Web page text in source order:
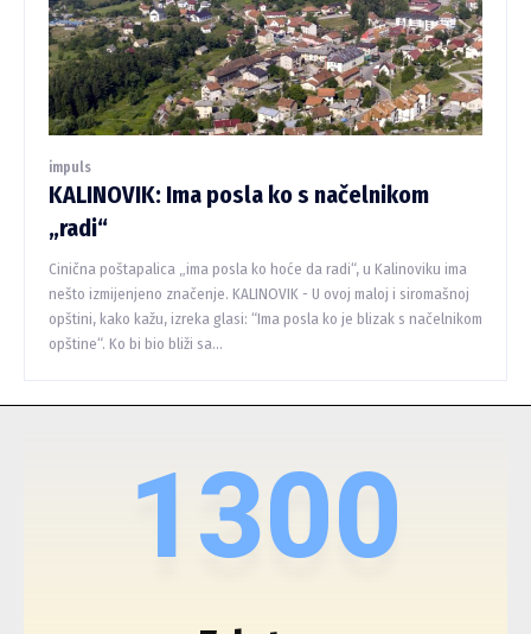
impuls
KALINOVIK: Ima posla ko s načelnikom
„radi“
Cinična poštapalica „ima posla ko hoće da radi“, u Kalinoviku ima
nešto izmijenjeno značenje. KALINOVIK - U ovoj maloj i siromašnoj
opštini, kako kažu, izreka glasi: “Ima posla ko je blizak s načelnikom
opštine“. Ko bi bio bliži sa...
1300